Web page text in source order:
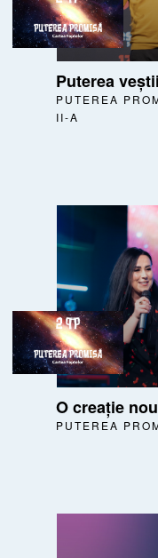
Puterea
PUTEREA
II-A
O creație
PUTEREA